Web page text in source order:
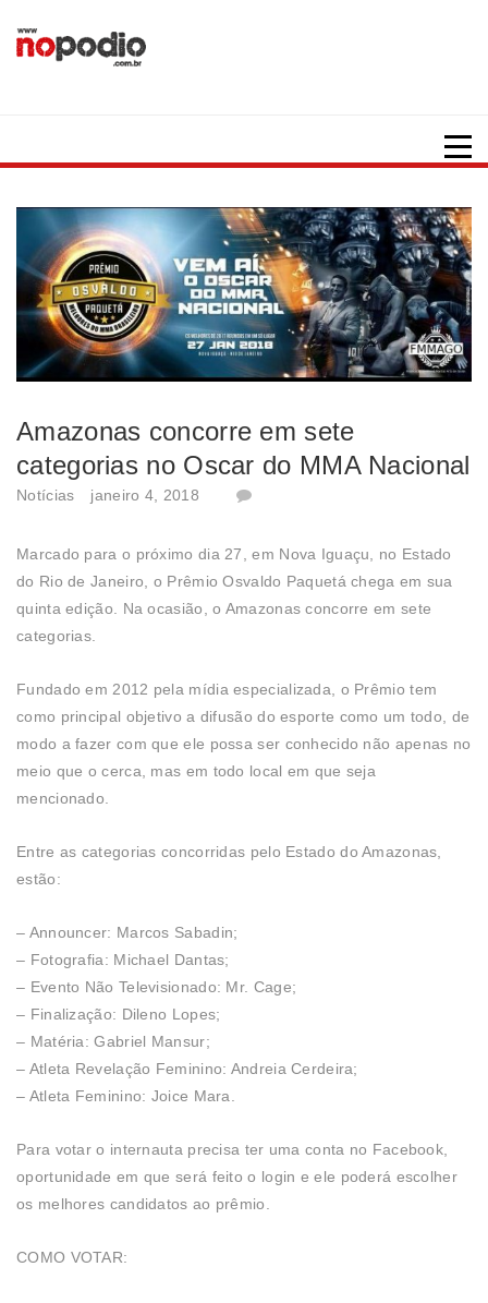
Amazonas concorre em sete
categorias no Oscar do MMA Nacional
Notícias janeiro 4, 2018
Marcado para o próximo dia 27, em Nova Iguaçu, no Estado
do Rio de Janeiro, o Prêmio Osvaldo Paquetá chega em sua
quinta edição. Na ocasião, o Amazonas concorre em sete
categorias.
Fundado em 2012 pela mídia especializada, o Prêmio tem
como principal objetivo a difusão do esporte como um todo, de
modo a fazer com que ele possa ser conhecido não apenas no
meio que o cerca, mas em todo local em que seja
mencionado.
Entre as categorias concorridas pelo Estado do Amazonas,
estão:
– Announcer: Marcos Sabadin;
– Fotografia: Michael Dantas;
– Evento Não Televisionado: Mr. Cage;
– Finalização: Dileno Lopes;
– Matéria: Gabriel Mansur;
– Atleta Revelação Feminino: Andreia Cerdeira;
– Atleta Feminino: Joice Mara.
Para votar o internauta precisa ter uma conta no Facebook,
oportunidade em que será feito o login e ele poderá escolher
os melhores candidatos ao prêmio.
COMO VOTAR: